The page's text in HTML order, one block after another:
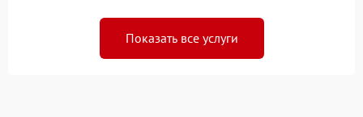
Показать все услуги